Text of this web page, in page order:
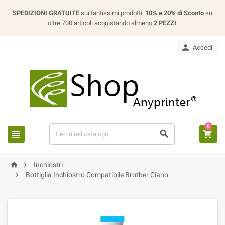
SPEDIZIONI GRATUITE sui tantissimi prodotti. 10% e 20% di Sconto su
oltre 700 articoli acquistando almeno 2 PEZZI.
 Accedi
  
0
 
Inchiostri

Bottiglia Inchiostro Compatibile Brother Ciano